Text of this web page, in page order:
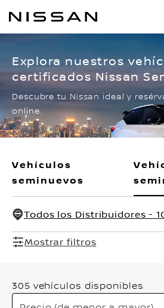
contenido
Explora nuestros
certificados Nissan
Descubre tu Nissan ideal y
online.
Vehículos
seminuevos
Todos los Distribuidores -
Mostrar filtros
305 vehículos disponibles